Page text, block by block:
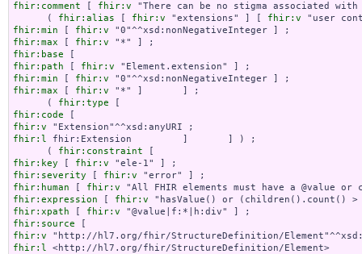
fhir:comment [ fhir:v "There can be no stigma associated
      (
fhir:alias [ fhir:v "extensions" ] [ fhir:v
fhir:min [ fhir:v
fhir:max [ fhir:v
fhir:base
fhir:path [ fhir:v
fhir:min [ fhir:v
fhir:max [ fhir:v "*" ]       ] ;
      (
fhir:type
fhir:code
fhir:v
fhir:l fhir:Extension         ]       ] ) ;
      (
fhir:constraint
fhir:key [ fhir:v
fhir:severity [ fhir:v
fhir:human [ fhir:v
fhir:expression [ fhir:v
fhir:xpath [ fhir:v
fhir:source
fhir:v
fhir:l